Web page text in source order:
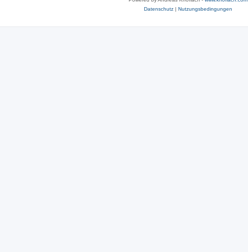
Datenschutz| Nutzungsbedingungen